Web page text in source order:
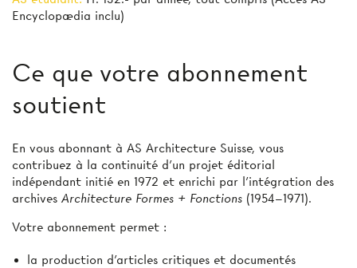
Encyclopædia inclu)
Ce que votre abonnement
soutient
En vous abonnant à AS Architecture Suisse, vous
contribuez à la continuité d’un projet éditorial
indépendant initié en 1972 et enrichi par l’intégration des
archives Architecture Formes + Fonctions (1954–1971).
Votre abonnement permet :
la production d'articles critiques et documentés